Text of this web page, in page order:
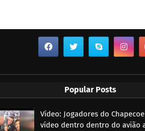
Popular Posts
Vídeo: Jogadores do
vídeo dentro dentro do avião